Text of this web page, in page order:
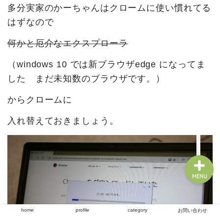
多分実家のかーちゃんはクロームに使い慣れてる
はずなので
何かと厄介なエクスプローラ
（windows 10 では新ブラウザedge になってま
した まだ未知数のブラウザです。）
からクロームに
入れ替えておきましょう。
home profile category お問い合わせ
MENU
profile